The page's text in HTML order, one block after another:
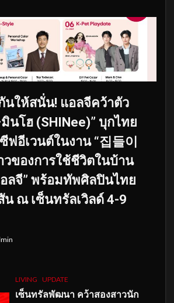
นให้สนั่น! แอลจีคว้าตัว
นโฮ (SHINee)” บุกไทย
อีเวนต์ในงาน “집들이
วของการใช้ชีวิตในบ้าน
ลจี” พร้อมทัพศิลปินไทย
น ณ เซ็นทรัลเวิลด์ 4-9
LIVING UPDATE
เซ็นทรัลพัฒนา คว้าสองสาวนัก